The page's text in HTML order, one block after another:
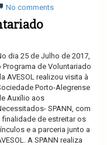
No comments
dia 25 de Julho de 2017,
Programa de Voluntariado
AVESOL realizou visita à
Porto-Alegrense
Auxílio aos
SPANN, com
finalidade de estreitar os
e a parceria junto a
A SPANN realiza